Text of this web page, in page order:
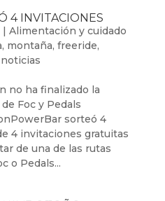
4 INVITACIONES
| Alimentación y cuidado
montaña, freeride,
no ha finalizado la
Foc y Pedals
sorteó 4
4 invitaciones gratuitas
de una de las rutas
o Pedals...